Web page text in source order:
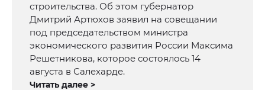
строительства. Об этом губернатор
Дмитрий Артюхов заявил на совещании
под председательством министра
экономического развития России Максима
Решетникова, которое состоялось 14
августа в Салехарде.
Читать далее >